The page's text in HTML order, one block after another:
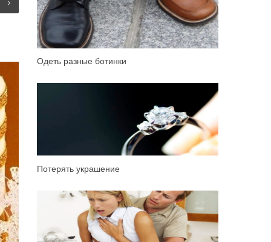
Одеть разные ботинки
Потерять украшение